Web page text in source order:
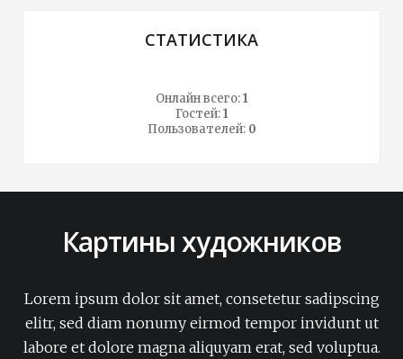
СТАТИСТИКА
Онлайн всего:1
Гостей:1
Пользователей: 0
Картины художников
Lorem ipsum dolor sit amet, consetetur sadipscing
elitr, sed diam nonumy eirmod tempor invidunt ut
labore et dolore magna aliquyam erat, sed voluptua.